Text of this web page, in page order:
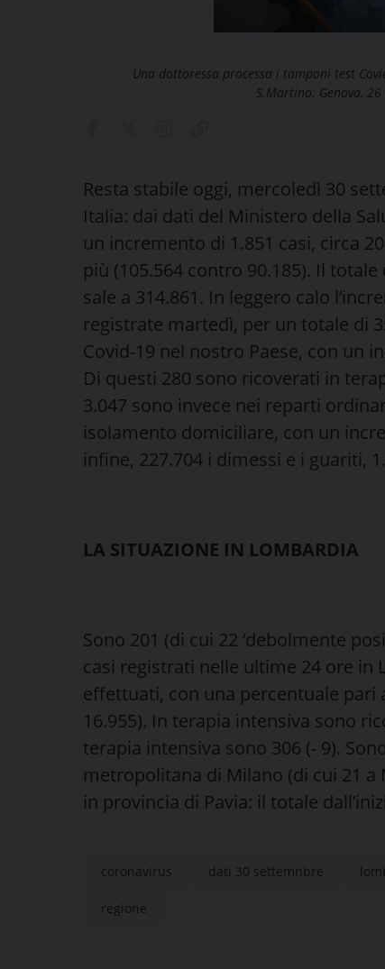
Una dottoressa processa i tamponi test
S.Martino. Genova, 26
Resta stabile oggi, mercoledì 30
Italia: dai dati del Ministero della
un incremento di 1.851 casi, circa
più (105.564 contro 90.185). Il
sale a 314.861. In leggero calo
registrate martedì, per un totale di
Covid-19 nel nostro Paese, con un
Di questi 280 sono ricoverati in
3.047 sono invece nei reparti
isolamento domiciliare, con un
infine, 227.704 i dimessi e i guariti,
LA SITUAZIONE IN LOMBARDIA
Sono 201 (di cui 22 ‘debolmente
casi registrati nelle ultime 24 ore in
effettuati, con una percentuale pari
16.955). In terapia intensiva sono
terapia intensiva sono 306 (- 9).
metropolitana di Milano (di cui 21 a
in provincia di Pavia: il totale
coronavirus dati 30 settemnbre
regione